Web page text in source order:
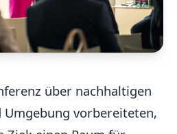
über nachhaltigen
vorbereiteten,